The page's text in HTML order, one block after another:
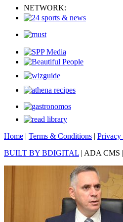
NETWORK:
Home | Terms & Conditions | Privacy
BUILT BY BDIGITAL | ADA CMS |